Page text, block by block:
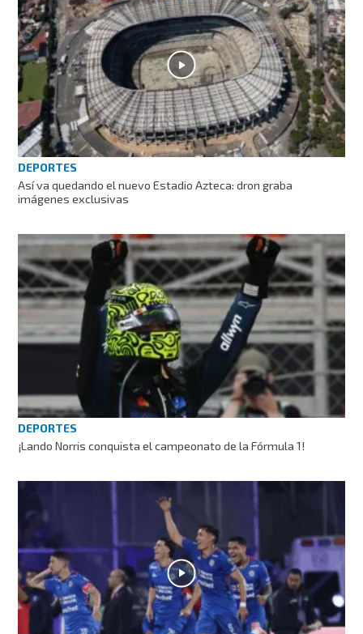
DEPORTES
Así va quedando el nuevo Estadio Azteca: dron graba
imágenes exclusivas
DEPORTES
¡Lando Norris conquista el campeonato de la Fórmula 1!